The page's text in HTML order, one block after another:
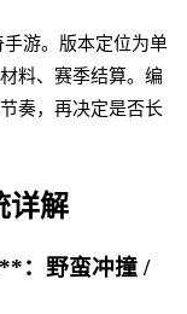
游。版本定位为单
料、赛季结算。编
奏，再决定是否长
详解
：野蛮冲撞 /